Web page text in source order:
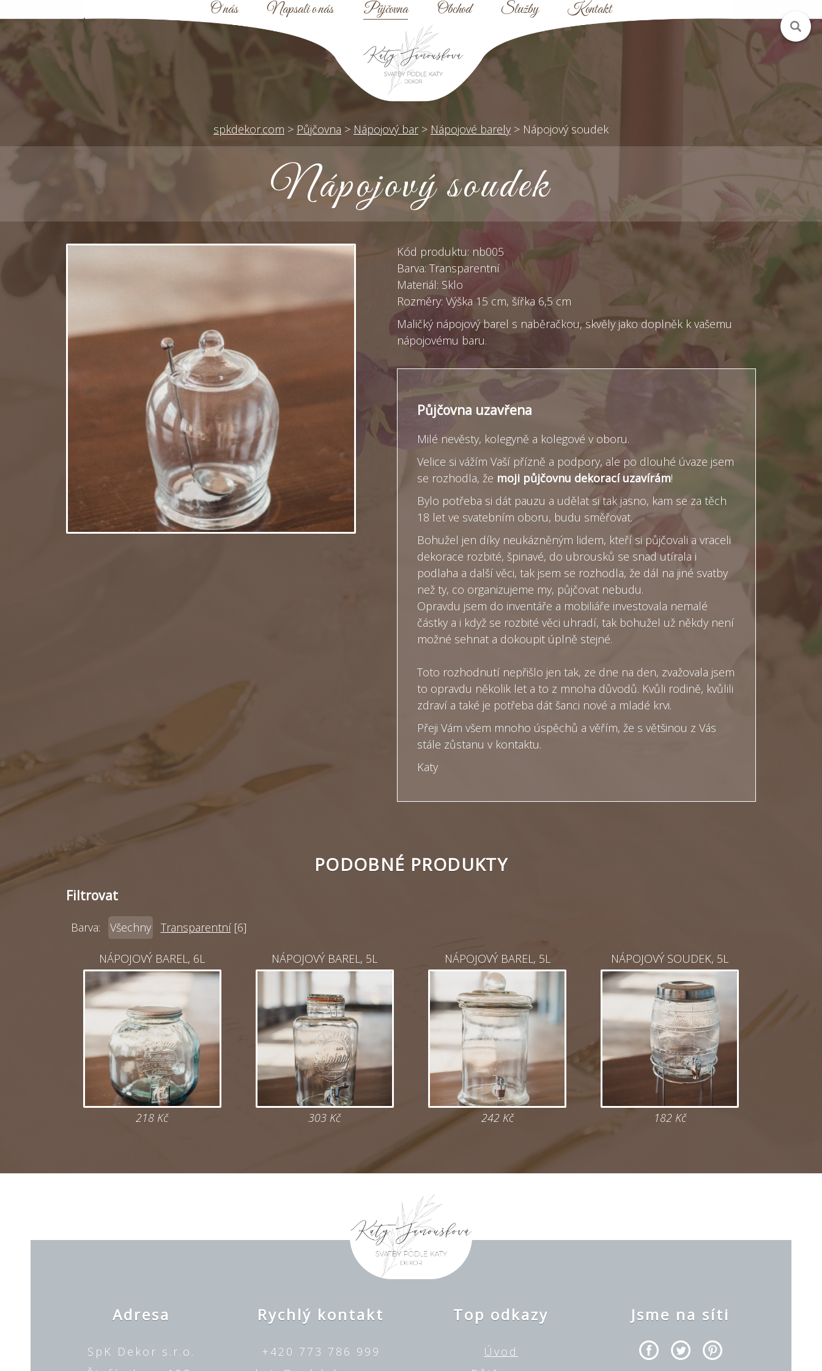
O nás Napsali o nás Půjčovna Obchod Služby Kontakt
spkdekor.com > Půjčovna > Nápojový bar > Nápojové barely > Nápojový soudek
Nápojový soudek
Kód produktu: nb005
Barva: Transparentní
Materiál: Sklo
Rozměry: Výška 15 cm, šířka 6,5 cm
Maličký nápojový barel s naběračkou, skvěly jako doplněk k vašemu
nápojovému baru.
Půjčovna uzavřena
Milé nevěsty, kolegyně a kolegové v oboru.
Velice si vážím Vaší přízně a podpory, ale po dlouhé úvaze jsem
se rozhodla, že moji půjčovnu dekorací uzavírám!
Bylo potřeba si dát pauzu a udělat si tak jasno, kam se za těch
18 let ve svatebním oboru, budu směřovat.
Bohužel jen díky neukázněným lidem, kteří si půjčovali a vraceli
dekorace rozbité, špinavé, do ubrousků se snad utírala i
podlaha a další věci, tak jsem se rozhodla, že dál na jiné svatby
než ty, co organizujeme my, půjčovat nebudu.
Opravdu jsem do inventáře a mobiliáře investovala nemalé
částky a i když se rozbité věci uhradí, tak bohužel už někdy není
možné sehnat a dokoupit úplně stejné.
Toto rozhodnutí nepřišlo jen tak, ze dne na den, zvažovala jsem
to opravdu několik let a to z mnoha důvodů. Kvůli rodině, kvůlili
zdraví a také je potřeba dát šanci nové a mladé krvi.
Přeji Vám všem mnoho úspěchů a věřím, že s většinou z Vás
stále zůstanu v kontaktu.
Katy
PODOBNÉ PRODUKTY
Filtrovat
Barva: Všechny Transparentní [6]
NÁPOJOVÝ BAREL, 6L
218 Kč
NÁPOJOVÝ BAREL, 5L
303 Kč
NÁPOJOVÝ BAREL, 5L
242 Kč
NÁPOJOVÝ SOUDEK, 5L
182 Kč
Adresa
SpK Dekor s.r.o.
Rychlý kontakt
+420 773 786 999
Top odkazy
Úvod
Jsme na síti